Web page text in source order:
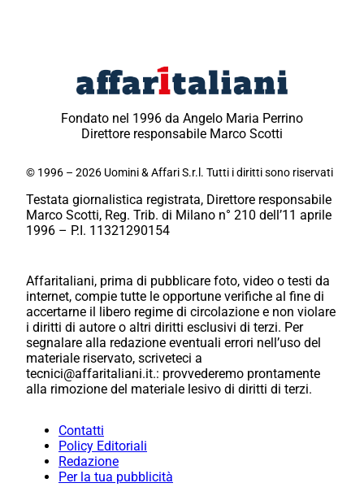
Fondato nel 1996 da Angelo Maria Perrino
Direttore responsabile Marco Scotti
© 1996 – 2026 Uomini & Affari S.r.l. Tutti i diritti sono riservati
Testata giornalistica registrata, Direttore responsabile
Marco Scotti, Reg. Trib. di Milano n° 210 dell’11 aprile
1996 – P.I. 11321290154
Affaritaliani, prima di pubblicare foto, video o testi da
internet, compie tutte le opportune verifiche al fine di
accertarne il libero regime di circolazione e non violare
i diritti di autore o altri diritti esclusivi di terzi. Per
segnalare alla redazione eventuali errori nell’uso del
materiale riservato, scriveteci a
tecnici@affaritaliani.it.: provvederemo prontamente
alla rimozione del materiale lesivo di diritti di terzi.
Contatti
Policy Editoriali
Redazione
Per la tua pubblicità